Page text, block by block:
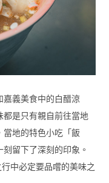
嘉義美食中的白醋涼
是只有親自前往當地
當地的特色小吃「飯
留下了深刻的印象。
中必定要品嚐的美味之